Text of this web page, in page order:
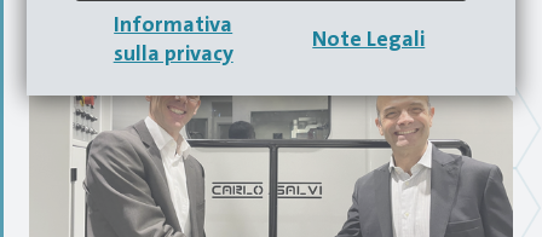
Informativa
sulla privacy
Note Legali